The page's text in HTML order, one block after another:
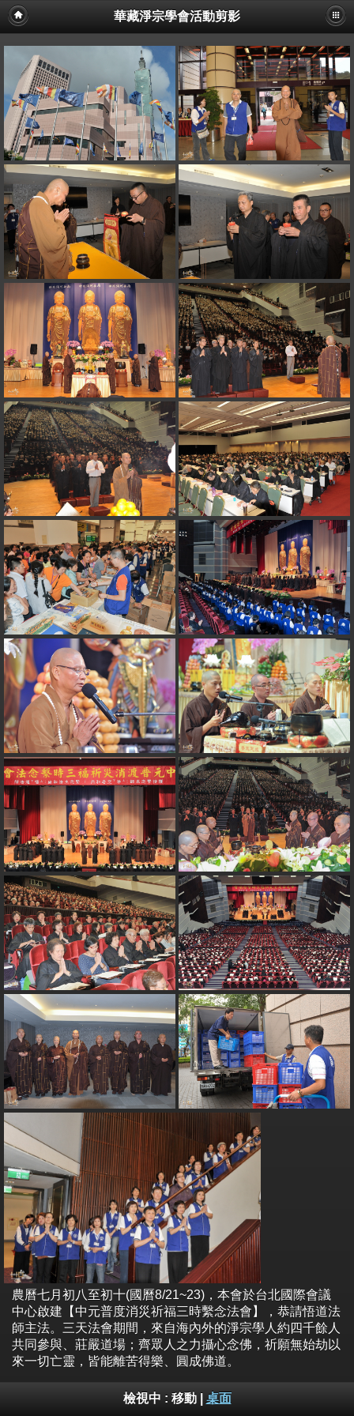
華藏淨宗學會活動剪影
農曆七月初八至初十(國曆8/21~23)，本會於台北國際會議
中心啟建【中元普度消災祈福三時繫念法會】，恭請悟道法
師主法。三天法會期間，來自海內外的淨宗學人約四千餘人
共同參與、莊嚴道場；齊眾人之力攝心念佛，祈願無始劫以
來一切亡靈，皆能離苦得樂、圓成佛道。
檢視中 : 移動| 桌面